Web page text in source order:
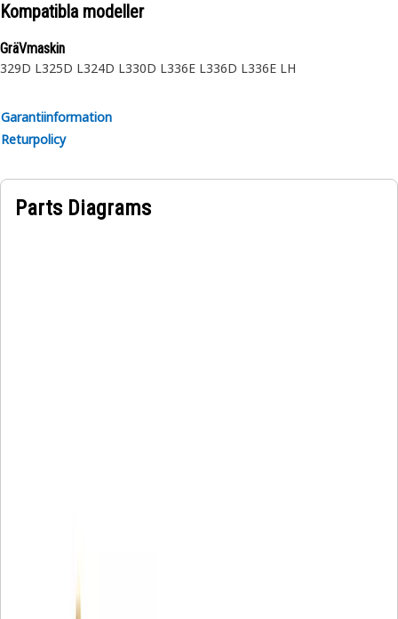
Kompatibla modeller
GräVmaskin
329D L325D L324D L330D L336E L336D L336E LH
Garantiinformation
Returpolicy
Parts Diagrams